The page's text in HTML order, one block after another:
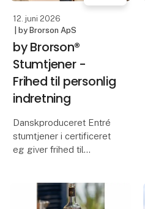
12. juni 2026
| by Brorson ApS
by Brorson®
Stumtjener -
Frihed til personlig
indretning
Danskproduceret Entré
stumtjener i certificeret
eg giver frihed til
Fleksibilitet,
bæredygtighed og